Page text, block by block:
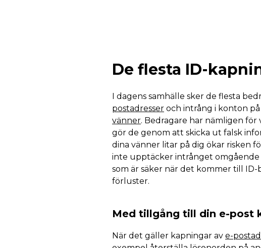
De flesta ID-
I dagens samhälle sker de flesta
postadresser och intrång i konton på
vänner. Bedragare har nämligen
gör de genom att skicka ut falsk
dina vänner litar på dig ökar risken
inte upptäcker intrånget
som är säker när det kommer till
förluster.
Med tillgång till din e-post
När det gäller kapningar av e-